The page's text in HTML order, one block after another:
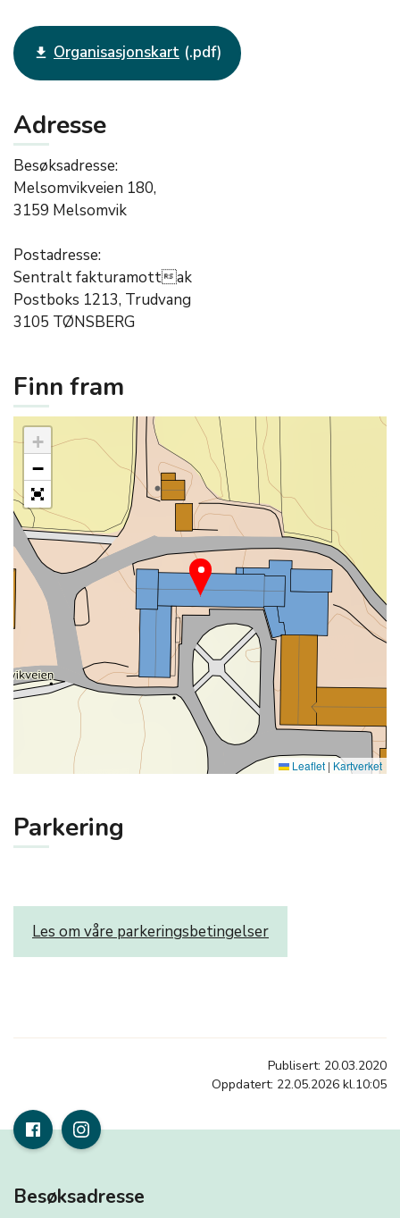
get_app Organisasjonskart
Adresse
Besøksadresse:
Melsomvikveien 180,
3159 Melsomvik
Postadresse:
Sentralt fakturamottak
Postboks 1213, Trudvang
3105 TØNSBERG
Finn fram
+
−
Leaflet | Kartverket
Parkering
Les om våre parkeringsbetingelser
Publisert: 20.03.2020
Oppdatert: 22.05.2026 kl.10:05
Besøksadresse